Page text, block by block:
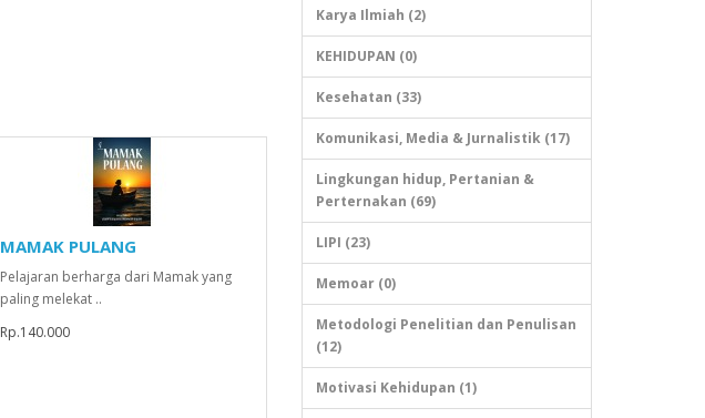
MAMAK PULANG
Pelajaran berharga dari Mamak yang
paling melekat ..
Rp.140.000
Karya Ilmiah (2)
KEHIDUPAN (0)
Kesehatan (33)
Komunikasi, Media & Jurnalistik (17)
Lingkungan hidup, Pertanian &
Perternakan (69)
LIPI (23)
Memoar (0)
Metodologi Penelitian dan Penulisan
(12)
Motivasi Kehidupan (1)